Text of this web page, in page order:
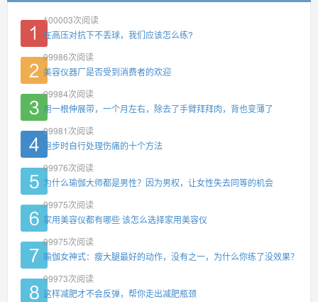
100003次阅读
在高压对抗下不丢球，我们应该怎么练?
99986次阅读
美容仪器厂是否受到消费者的欢迎
99984次阅读
用一根伸展带，一个月左右，除去了手臂拜拜肉，背也变薄了
99981 次阅读
跑步时自行处理伤痛的十个方法
99976次阅读
为什么瑜伽大师都是男性？因为男权，让女性失去同等的机会
99975次阅读
家用美容仪都有哪些 该怎么选择家用美容仪
99975次阅读
瑜伽女神式：瘦大腿最好的动作，没有之一，为什么你练了没效果？
99973次阅读
这样减肥才不会反弹，帮你走出减肥瓶颈